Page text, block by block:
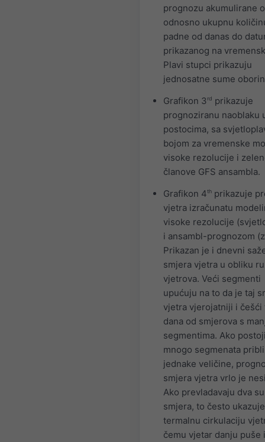
prognozu akumulirane
odnosno ukupnu
padne od danas do
prikazanog na
Plavi stupci prikazuju
jednosatne sume
Grafikon 3rd prikazuje
prognoziranu naoblaku
postocima, sa
bojom za vremenske
visoke rezolucije i
članove GFS ansambla.
Grafikon 4th prikazuje
vjetra izračunatu
visoke rezolucije
i ansambl-prognozom
Prikazan je i dnevni
smjera vjetra u obliku
vjetrova. Veći segmenti
upućuju na to da je taj
vjetra vjerojatniji i češći
dana od smjerova s
segmentima. Ako
mnogo segmenata
jednake veličine,
smjera vjetra vrlo je
Ako prevladavaju dva
smjera, to često
termalnu cirkulaciju
čemu vjetar danju puše